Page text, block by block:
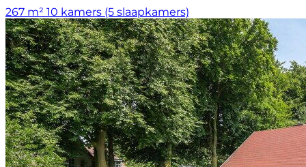
267 m² 10 kamers (5 slaapkamers)